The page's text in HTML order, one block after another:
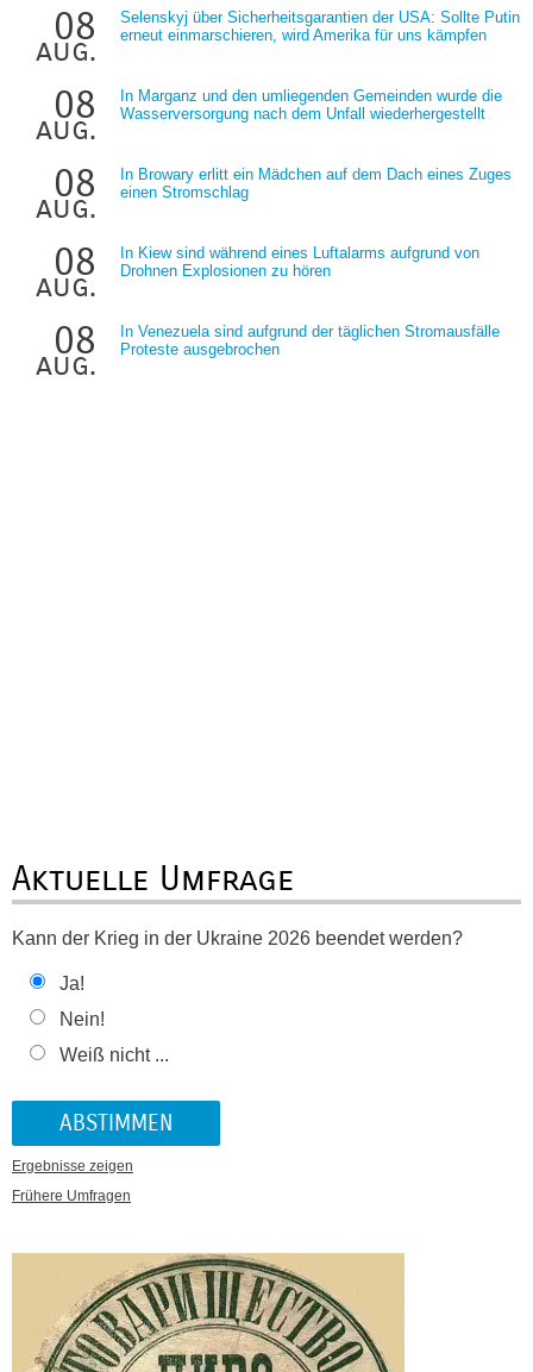
08
aug.
Selenskyj über Sicherheitsgarantien der USA: Sollte Putin
erneut einmarschieren, wird Amerika für uns kämpfen
08
aug.
In Marganz und den umliegenden Gemeinden wurde die
Wasserversorgung nach dem Unfall wiederhergestellt
08
aug.
In Browary erlitt ein Mädchen auf dem Dach eines Zuges
einen Stromschlag
08
aug.
In Kiew sind während eines Luftalarms aufgrund von
Drohnen Explosionen zu hören
08
aug.
In Venezuela sind aufgrund der täglichen Stromausfälle
Proteste ausgebrochen
Aktuelle Umfrage
Kann der Krieg in der Ukraine 2026 beendet werden?
Ja!
Nein!
Weiß nicht ...
Ergebnisse zeigen
Frühere Umfragen